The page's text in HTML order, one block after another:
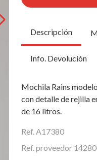
Descripción
Info. Devolución
Mochila Rains
con detalle de rejilla
de 16 litros.
Ref. A17380
Ref. proveedor 14280